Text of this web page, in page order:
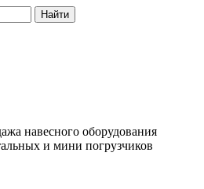
навесного оборудования
и мини погрузчиков